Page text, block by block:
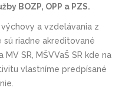
BOZP, OPP a PZS.
a vzdelávania z
riadne akreditované
SR, MŠVVaŠ SR kde na
vlastníme predpísané